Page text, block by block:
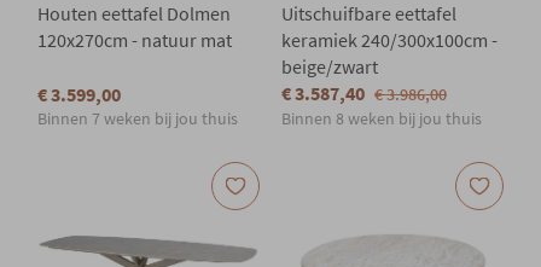
Houten eettafel Dolmen
120x270cm - natuur mat
€ 3.599,00
Binnen 7 weken bij jou thuis
Uitschuifbare eettafel
keramiek 240/300x100cm -
beige/zwart
€ 3.587,40 € 3.986,00
Binnen 8 weken bij jou thuis